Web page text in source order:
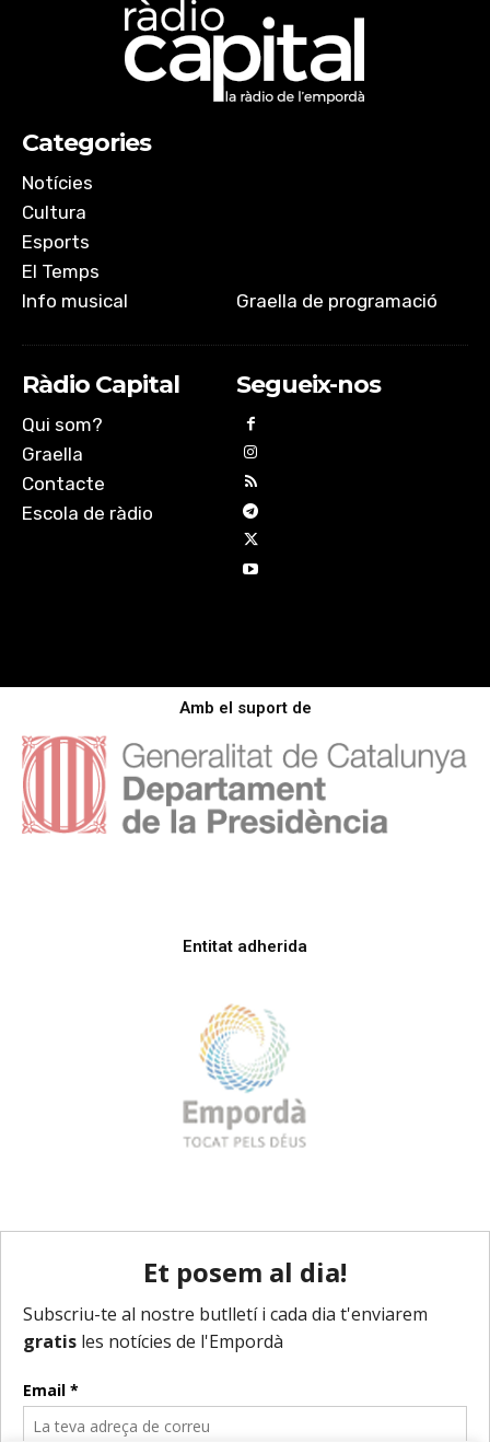
Categories
Notícies
Cultura
Esports
El Temps
Info musical
Graella de programació
Ràdio Capital
Qui som?
Graella
Contacte
Escola de ràdio
Segueix-nos
Amb el suport de
Entitat adherida